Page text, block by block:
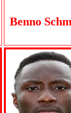
Benno